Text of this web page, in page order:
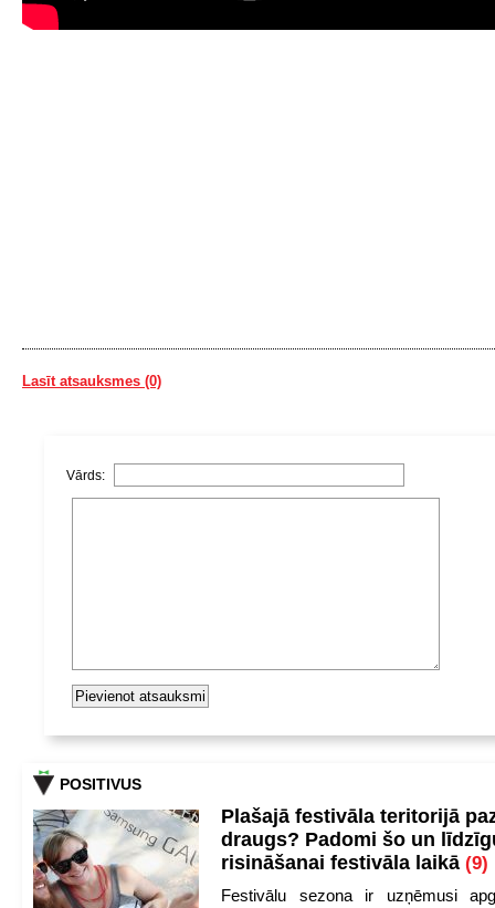
Lasīt atsauksmes (0)
Vārds:
POSITIVUS
Plašajā festivāla teritorijā
draugs? Padomi šo un
risināšanai festivāla laikā (9)
Festivālu sezona ir uzņēmusi